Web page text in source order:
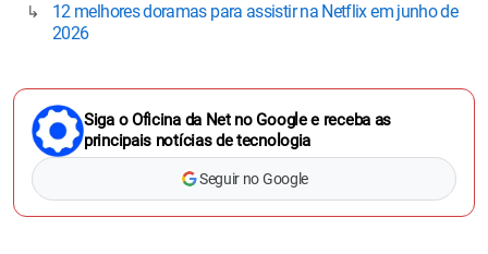
12 melhores doramas para assistir na Netflix em junho de
2026
Siga o Oficina da Net no Google e receba as
principais notícias de tecnologia
Seguir no Google